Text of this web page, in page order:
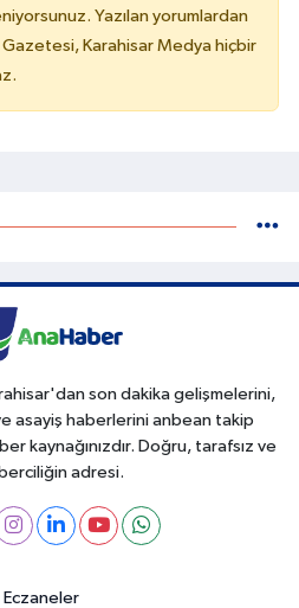
Yazılan yorumlardan
Karahisar Medya hiçbir
son dakika gelişmelerini,
asayiş haberlerini anbean takip
kaynağınızdır. Doğru, tarafsız ve
adresi.